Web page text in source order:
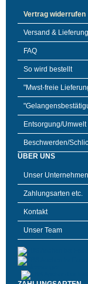
Vertrag widerrufen
Versand & Lieferung
FAQ
So wird bestellt
"Mwst-freie
Entsorgung/Umwelt
Beschwerden/
ÜBER UNS
Unser Unternehmen
Zahlungsarten etc.
Kontakt
Unser Team